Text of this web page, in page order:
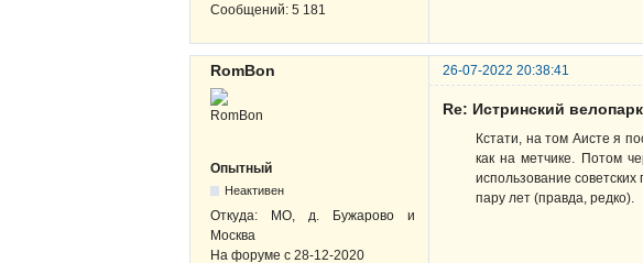
Сообщений: 5 181
RomBon 26-07-2022 20:38:41
Опытный
Неактивен
Откуда: МО, д. Бужарово и
Москва
На форуме с 28-12-2020
Re: Истринский велопарк
Кстати, на том Аисте я
как на метчике. Потом
использование
пару лет (правда, редко).